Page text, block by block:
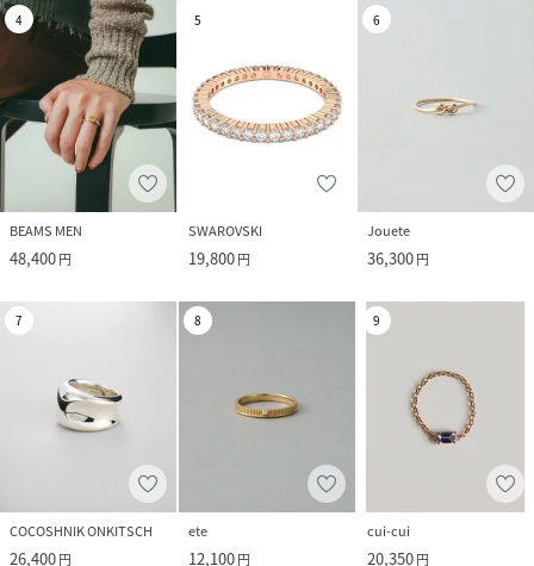
4
BEAMS MEN
48,400円
5
SWAROVSKI
19,800円
6
Jouete
36,300円
7
COCOSHNIK ONKITSCH
26,400円
8
ete
12,100円
9
cui-cui
20,350円